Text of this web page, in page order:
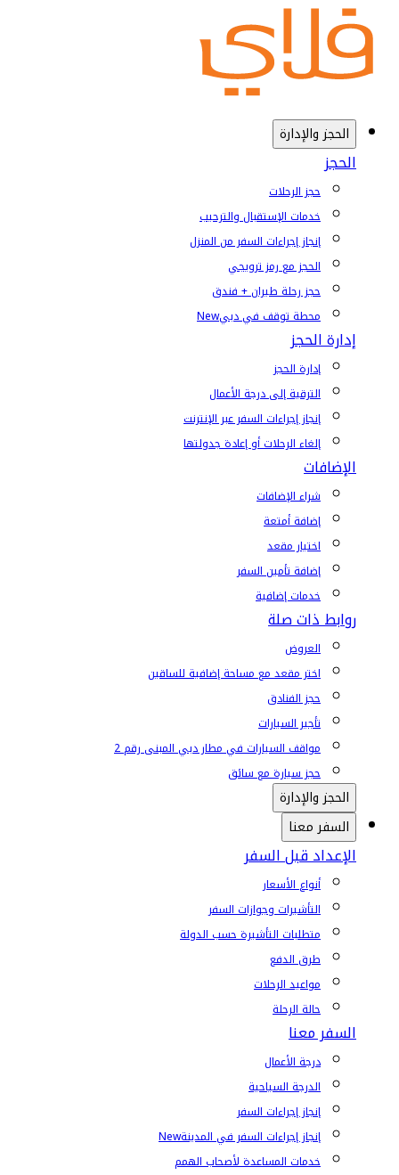
الحجز والإدارة
الحجز
حجز الرحلات
خدمات الإستقبال والترحيب
إنجاز إجراءات السفر من المنزل
الحجز مع رمز ترويجي
حجز رحلة طيران + فندق
محطة توقف في دبيNew
إدارة الحجز
إدارة الحجز
الترقية إلى درجة الأعمال
إنجاز إجراءات السفر عبر الإنترنت
إلغاء الرحلات أو إعادة جدولتها
الإضافات
شراء الإضافات
إضافة أمتعة
اختيار مقعد
إضافة تأمين السفر
خدمات إضافية
روابط ذات صلة
العروض
اختر مقعد مع مساحة إضافية للساقين
حجز الفنادق
تأجير السيارات
مواقف السيارات في مطار دبي المبنى رقم 2
حجز سيارة مع سائق
الحجز والإدارة
السفر معنا
الإعداد قبل السفر
أنواع الأسعار
التأشيرات وجوازات السفر
متطلبات التأشيرة حسب الدولة
طرق الدفع
مواعيد الرحلات
حالة الرحلة
السفر معنا
درجة الأعمال
الدرجة السياحية
إنجاز إجراءات السفر
إنجاز إجراءات السفر في المدينةNew
خدمات المساعدة لأصحاب الهمم